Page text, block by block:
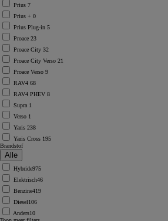
Prius 7
Prius + 0
Prius Plug-in 5
Proace 23
Proace City 32
Proace City Verso 21
Proace Verso 9
RAV4 68
RAV4 PHEV 8
Supra 1
Verso 1
Yaris 238
Yaris Cross 195
Brandstof
Hybride975
Elektrisch46
Benzine419
Diesel106
Anders10